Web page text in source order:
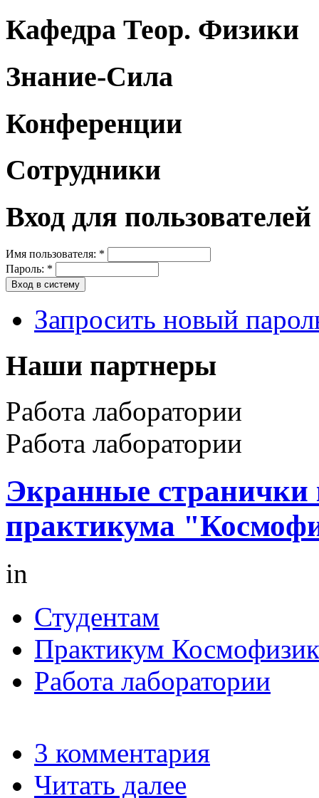
Кафедра Теор. Физики
Знание-Сила
Конференции
Сотрудники
Вход для пользователей
Имя пользователя: *
Пароль: *
Запросить новый
Наши партнеры
Работа лаборатории
Работа лаборатории
Экранные странички
практикума
in
Студентам
Практикум
Работа лаборатории
3 комментария
Читать далее